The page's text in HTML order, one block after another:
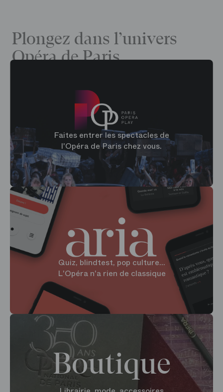
Plongez dans l’univers
Opéra de Paris
Faites entrer les spectacles de
l'Opéra de Paris chez vous.
Quiz, blindtest, pop culture...
L'Opéra n'a rien de classique
Boutique